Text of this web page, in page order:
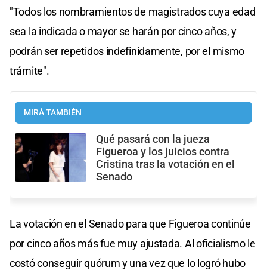
"Todos los nombramientos de magistrados cuya edad
sea la indicada o mayor se harán por cinco años, y
podrán ser repetidos indefinidamente, por el mismo
trámite".
MIRÁ TAMBIÉN
Qué pasará con la jueza
Figueroa y los juicios contra
Cristina tras la votación en el
Senado
La votación en el Senado para que Figueroa continúe
por cinco años más fue muy ajustada. Al oficialismo le
costó conseguir quórum y una vez que lo logró hubo